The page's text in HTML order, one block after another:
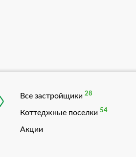
Все застройщики 28
Коттеджные поселки 54
Акции